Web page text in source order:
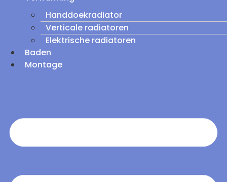
Handdoekradiator
Verticale radiatoren
Elektrische radiatoren
Baden
Montage